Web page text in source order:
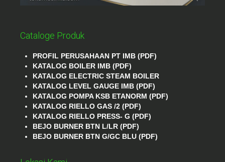
Cataloge Produk
PROFIL PERUSAHAAN PT IMB (PDF)
KATALOG BOILER IMB (PDF)
KATALOG ELECTRIC STEAM BOILER
KATALOG LEVEL GAUGE IMB (PDF)
KATALOG POMPA KSB ETANORM (PDF)
KATALOG RIELLO GAS /2 (PDF)
KATALOG RIELLO PRESS- G (PDF)
BEJO BURNER BTN L/LR (PDF)
BEJO BURNER BTN G/GC BLU (PDF)